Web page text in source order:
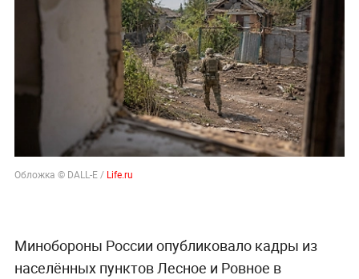
Обложка © DALL-E / Life.ru
Минобороны России опубликовало кадры из
населённых пунктов Лесное и Ровное в